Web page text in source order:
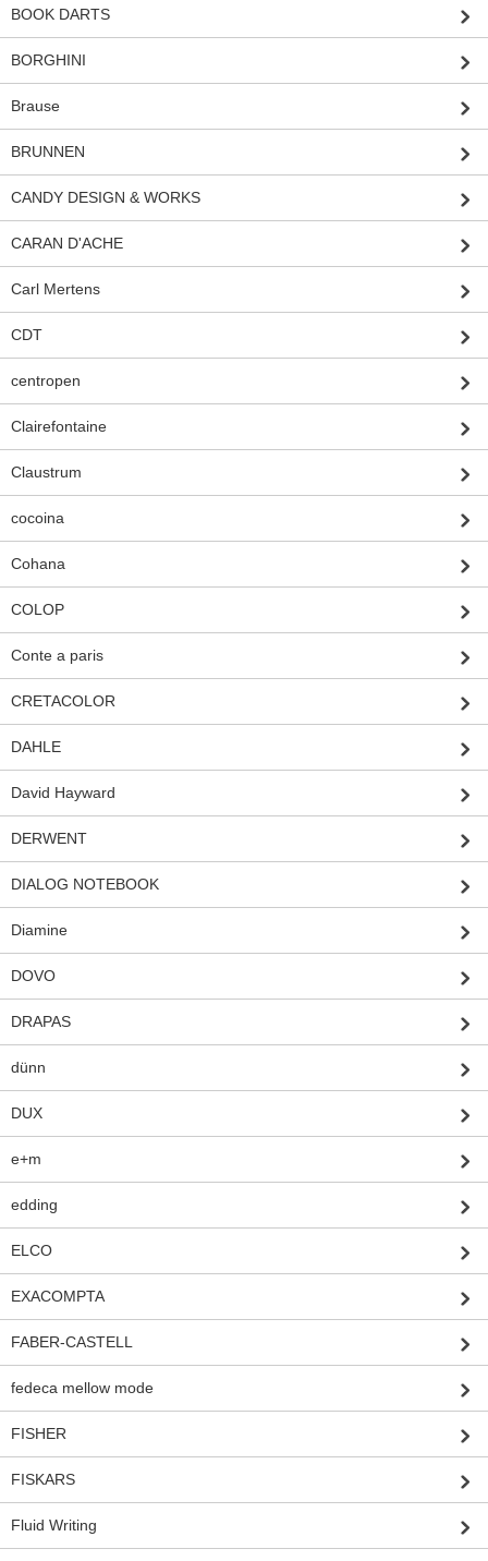
BOOK DARTS
BORGHINI
Brause
BRUNNEN
CANDY DESIGN & WORKS
CARAN D'ACHE
Carl Mertens
CDT
centropen
Clairefontaine
Claustrum
cocoina
Cohana
COLOP
Conte a paris
CRETACOLOR
DAHLE
David Hayward
DERWENT
DIALOG NOTEBOOK
Diamine
DOVO
DRAPAS
dünn
DUX
e+m
edding
ELCO
EXACOMPTA
FABER-CASTELL
fedeca mellow mode
FISHER
FISKARS
Fluid Writing